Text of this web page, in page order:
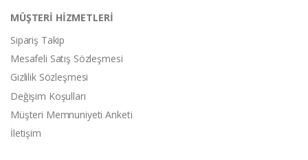
MÜŞTERİ HİZMETLERİ
Sipariş Takip
Mesafeli Satış Sözleşmesi
Gizlilik Sözleşmesi
Değişim Koşulları
Müşteri Memnuniyeti Anketi
İletişim